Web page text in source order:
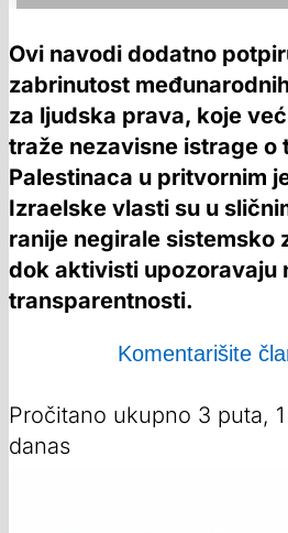
Ovi navodi dodatno
zabrinutost
za ljudska prava, koje
traže nezavisne istrage o
Palestinaca u pritvornim
Izraelske vlasti su u
ranije negirale sistemsko
dok aktivisti upozoravaju
transparentnosti.
Komentarišite
Pročitano ukupno 3 puta,
danas